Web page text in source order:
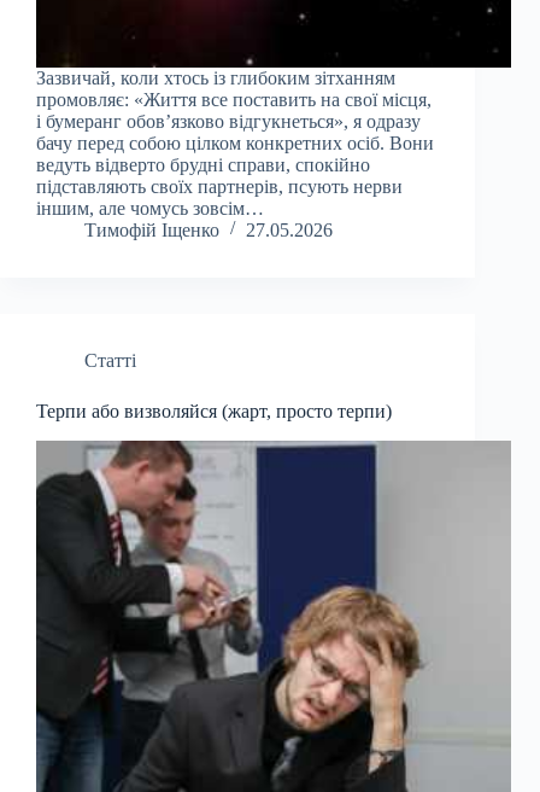
Зазвичай, коли хтось із глибоким зітханням
промовляє: «Життя все поставить на свої місця,
і бумеранг обов’язково відгукнеться», я одразу
бачу перед собою цілком конкретних осіб. Вони
ведуть відверто брудні справи, спокійно
підставляють своїх партнерів, псують нерви
іншим, але чомусь зовсім…
Тимофій Іщенко
27.05.2026
Статті
Терпи або визволяйся (жарт, просто терпи)